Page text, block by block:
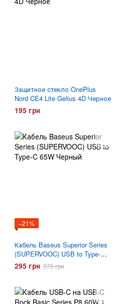
Защитное стекло OnePlus
Nord CE4 Lite Gelius 4D Черное
195 грн
−21%
Кабель Baseus Superior Series
(SUPERVOOC) USB to Type-C
65W Черный
295 грн 375 грн